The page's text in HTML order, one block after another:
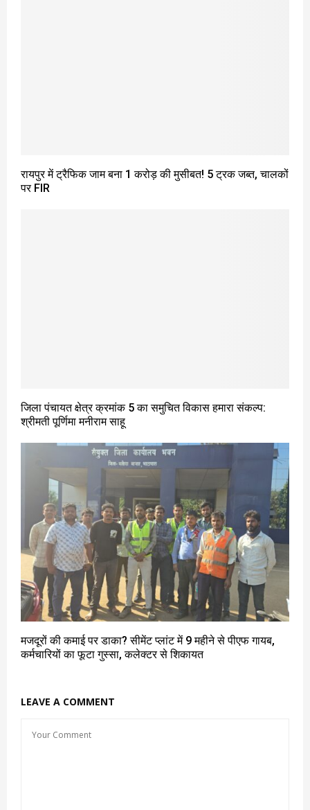
रायपुर में ट्रैफिक जाम बना 1 करोड़ की मुसीबत! 5 ट्रक जब्त, चालकों
पर FIR
जिला पंचायत क्षेत्र क्रमांक 5 का समुचित विकास हमारा संकल्प:
श्रीमती पूर्णिमा मनीराम साहू
मजदूरों की कमाई पर डाका? सीमेंट प्लांट में 9 महीने से पीएफ गायब,
कर्मचारियों का फूटा गुस्सा, कलेक्टर से शिकायत
LEAVE A COMMENT